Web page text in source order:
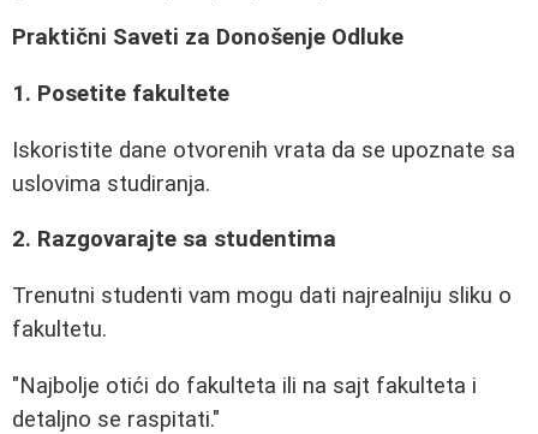
Praktični Saveti za Donošenje Odluke
1. Posetite fakultete
Iskoristite dane otvorenih vrata da se upoznate sa
uslovima studiranja.
2. Razgovarajte sa studentima
Trenutni studenti vam mogu dati najrealniju sliku o
fakultetu.
"Najbolje otići do fakulteta ili na sajt fakulteta i
detaljno se raspitati."